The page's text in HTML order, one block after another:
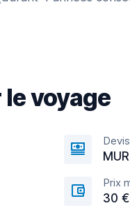
voyage
MUR
Prix
30